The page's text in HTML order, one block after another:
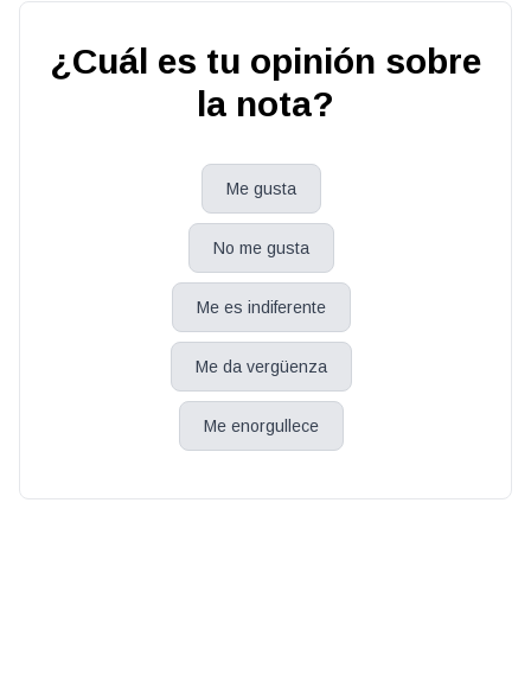
¿Cuál es tu opinión sobre
la nota?
Me gusta
No me gusta
Me es indiferente
Me da vergüenza
Me enorgullece